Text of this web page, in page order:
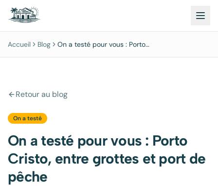
Accueil Blog
On a testé pour vous : Porto
Retour au blog
On a testé
On a testé pour vous : Porto
Cristo, entre grottes et port de
pêche